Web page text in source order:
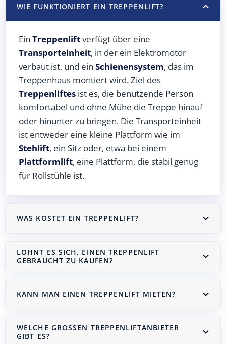
WIE FUNKTIONIERT EIN TREPPENLIFT?
Ein Treppenliftverfügt über eine
Transporteinheit, in der ein Elektromotor
verbaut ist, und ein Schienensystem, das im
Treppenhaus montiert wird. Ziel des
Treppenliftes ist es, die benutzende Person
komfortabel und ohne Mühe die Treppe hinauf
oder hinunter zu bringen. Die Transporteinheit
ist entweder eine kleine Plattform wie im
Stehlift, ein Sitz oder, etwa bei einem
Plattformlift, eine Plattform, die stabil genug
für Rollstühle ist.
WAS KOSTET EIN TREPPENLIFT?
LOHNT ES SICH, EINEN TREPPENLIFT
GEBRAUCHT ZU KAUFEN?
KANN MAN EINEN TREPPENLIFT MIETEN?
WELCHE GROSSEN TREPPENLIFTANBIETER G
IBT ES?